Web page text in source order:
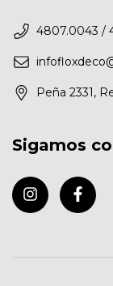
4807.0043 /
Peña 2331,
Sigamos